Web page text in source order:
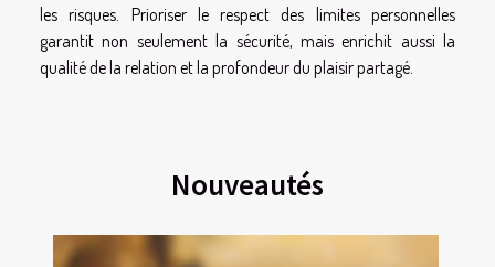
les risques. Prioriser le respect des limites personnelles
garantit non seulement la sécurité, mais enrichit aussi la
qualité de la relation et la profondeur du plaisir partagé.
Nouveautés